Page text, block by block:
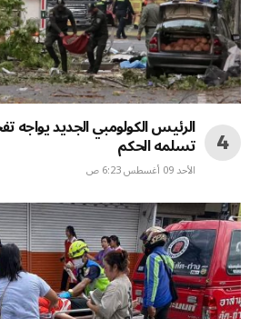
الرئيس الكولومبي الجديد يواجه
تسلمه الحكم
الأحد 09 أغسطس 6:23 ص